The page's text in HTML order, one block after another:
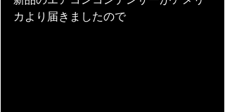
カより届きましたので